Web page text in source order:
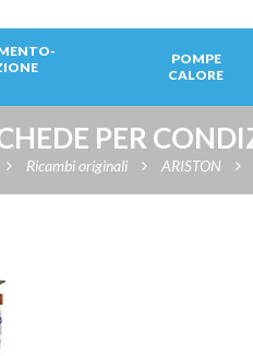
POMPE
CALORE
PER
Ricambi originali ARISTON